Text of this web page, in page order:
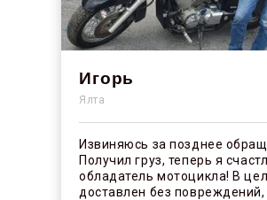
Игорь
Ялта
Извиняюсь за позднее
Получил груз, теперь я
обладатель мотоцикла! В
доставлен без повреждений,